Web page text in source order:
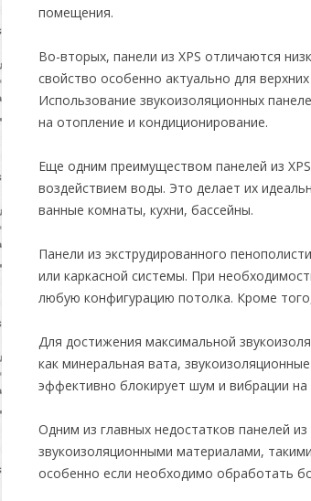
помещения.
Во-вторых, панели из XPS отличаются
свойство особенно актуально для
Использование звукоизоляционных
на отопление и кондиционирование.
Еще одним преимуществом панелей из
воздействием воды. Это делает их
ванные комнаты, кухни, бассейны.
Панели из экструдированного
или каркасной системы. При
любую конфигурацию потолка. Кроме
Для достижения максимальной
как минеральная вата,
эффективно блокирует шум и вибрации на
Одним из главных недостатков панелей
звукоизоляционными материалами,
особенно если необходимо обработать